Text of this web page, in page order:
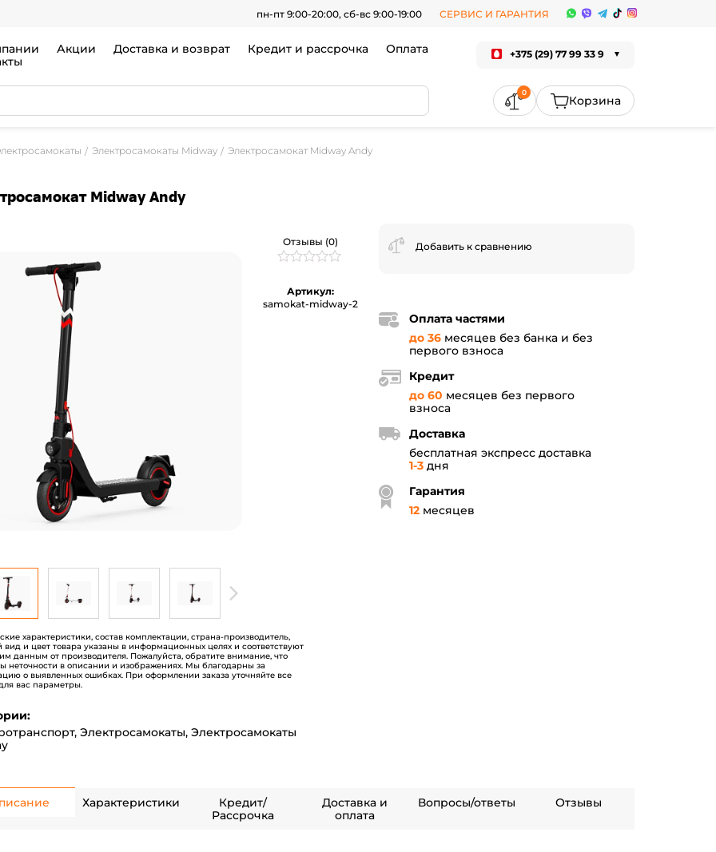
пн-пт 9:00-20:00, сб-вс 9:00-19:00 СЕРВИС И ГАРАНТИЯ
Акции Доставка и возврат Кредит и рассрочка
Оплата
+375 (29) 77 99 33 9
0
Электросамокаты Midway Электросамокат Midway Andy
Midway Andy
Отзывы (0)
из
5
Артикул:
samokat-midway-2
характеристики, состав комплектации, страна-производитель,
и цвет товара указаны в информационных целях и соответствуют
данным от производителя. Пожалуйста, обратите внимание, что
неточности в описании и изображениях. Мы благодарны за
о выявленных ошибках. При оформлении заказа уточняйте все
вас параметры.
, Электросамокаты, Электросамокаты
Добавить к сравнению
Оплата частями
до 36 месяцев без банка и без
первого взноса
Кредит
до 60 месяцев без первого
взноса
Доставка
бесплатная экспресс доставка
1-3 дня
Гарантия
12 месяцев
Характеристики
Кредит/
Рассрочка
Доставка и
оплата
Вопросы/ответы Отзывы